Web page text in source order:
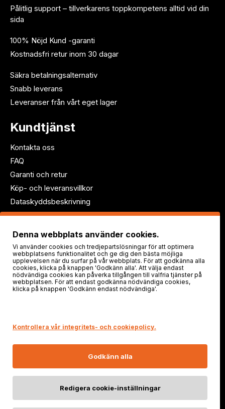
Pålitlig support – tillverkarens toppkompetens alltid vid din
sida
100% Nöjd Kund -garanti
Kostnadsfri retur inom 30 dagar
Säkra betalningsalternativ
Snabb leverans
Leveranser från vårt eget lager
Kundtjänst
Kontakta oss
FAQ
Garanti och retur
Köp- och leveransvillkor
Dataskyddsbeskrivning
Följ oss!
Denna webbplats använder cookies.
Vi använder cookies och tredjepartslösningar för att optimera
webbplatsens funktionalitet och ge dig den bästa möjliga
upplevelsen när du surfar på vår webbplats. För att godkänna alla
cookies, klicka på knappen 'Godkänn alla'. Att välja endast
nödvändiga cookies kan påverka tillgången till valfria tjänster på
webbplatsen. För att endast godkänna nödvändiga cookies,
klicka på knappen 'Godkänn endast nödvändiga'.
Kontrollera vår integritets- och cookiepolicy.
Godkänn alla
Redigera cookie-inställningar